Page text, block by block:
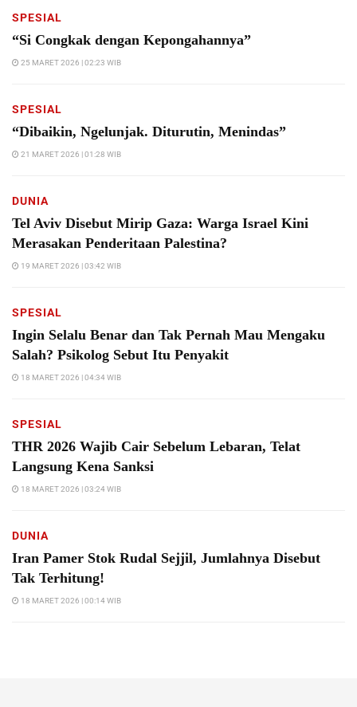
SPESIAL
“Si Congkak dengan Kepongahannya”
25 MARET 2026 | 02:23 WIB
SPESIAL
“Dibaikin, Ngelunjak. Diturutin, Menindas”
21 MARET 2026 | 01:28 WIB
DUNIA
Tel Aviv Disebut Mirip Gaza: Warga Israel Kini
Merasakan Penderitaan Palestina?
19 MARET 2026 | 03:42 WIB
SPESIAL
Ingin Selalu Benar dan Tak Pernah Mau Mengaku
Salah? Psikolog Sebut Itu Penyakit
18 MARET 2026 | 04:34 WIB
SPESIAL
THR 2026 Wajib Cair Sebelum Lebaran, Telat
Langsung Kena Sanksi
18 MARET 2026 | 03:24 WIB
DUNIA
Iran Pamer Stok Rudal Sejjil, Jumlahnya Disebut
Tak Terhitung!
18 MARET 2026 | 00:14 WIB